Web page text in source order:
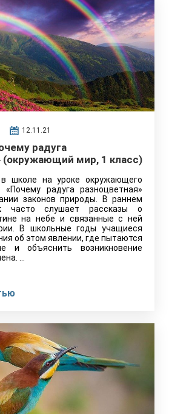
12.11.21
радуга
(окружающий мир, 1 класс)
школе на уроке окружающего
радуга разноцветная»
законов природы. В раннем
часто слушает рассказы о
на небе и связанные с ней
В школьные годы учащиеся
об этом явлении, где пытаются
и объяснить возникновение
…